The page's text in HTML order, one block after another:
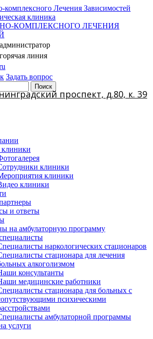
КОМПЛЕКСНОГО ЛЕЧЕНИЯ
администратор
горячая линия
Задать вопрос
проспект, д.80, к. 39
клиники
клиники
клиники
и ответы
на амбулаторную программу
наркологических стационаров
стационара для лечения
алкоголизмом
консультанты
медицинские работники
стационара для больных с
психическими
амбулаторной программы
услуги